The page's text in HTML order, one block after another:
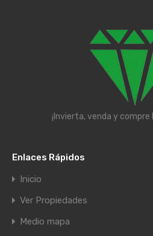
¡Invierta, venda y compre
Enlaces Rápidos
Inicio
Ver Propiedades
Medio mapa